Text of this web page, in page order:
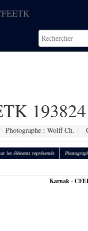
193824
Photographe : Wolff Ch.
les éléments représentés